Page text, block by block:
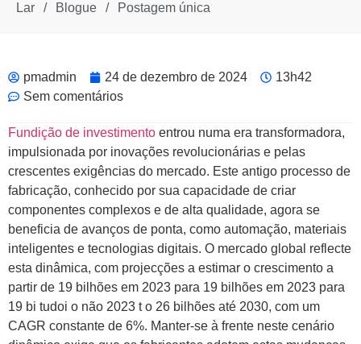
Lar / Blogue / Postagem única
pmadmin 24 de dezembro de 2024
13h42
Sem comentários
Fundição de investimento entrou numa era transformadora,
impulsionada por inovações revolucionárias e pelas
crescentes exigências do mercado. Este antigo processo de
fabricação, conhecido por sua capacidade de criar
componentes complexos e de alta qualidade, agora se
beneficia de avanços de ponta, como automação, materiais
inteligentes e tecnologias digitais. O mercado global reflecte
esta dinâmica, com projecções a estimar o crescimento a
partir de 19 bilhões em 2023 para 19 bilhões em 2023 para
19 bi tudoio não 2023to 26 bilhões até 2030, com um
CAGR constante de 6%. Manter-se à frente neste cenário